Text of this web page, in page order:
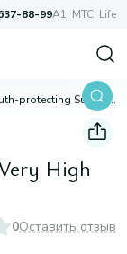
88-99A1, МТС, Life
Youth-protecting Sunscreen Very High Protection SPF 50+, 50 мл
High
0Оставить отзыв